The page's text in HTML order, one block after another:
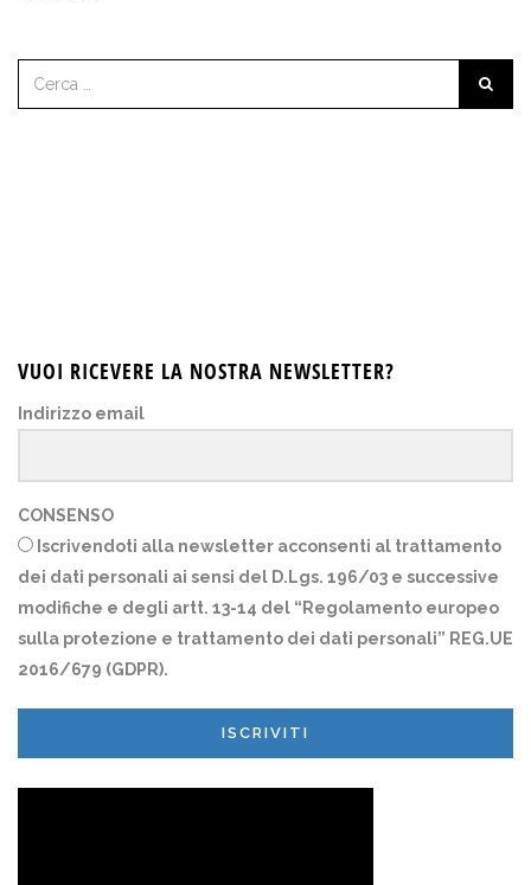
VUOI RICEVERE LA NOSTRA NEWSLETTER?
Indirizzo email
CONSENSO
Iscrivendoti alla newsletter acconsenti al trattamento
dei dati personali ai sensi del D.Lgs. 196/03 e successive
modifiche e degli artt. 13-14 del “Regolamento europeo
sulla protezione e trattamento dei dati personali” REG.UE
2016/679 (GDPR).
ISCRIVITI